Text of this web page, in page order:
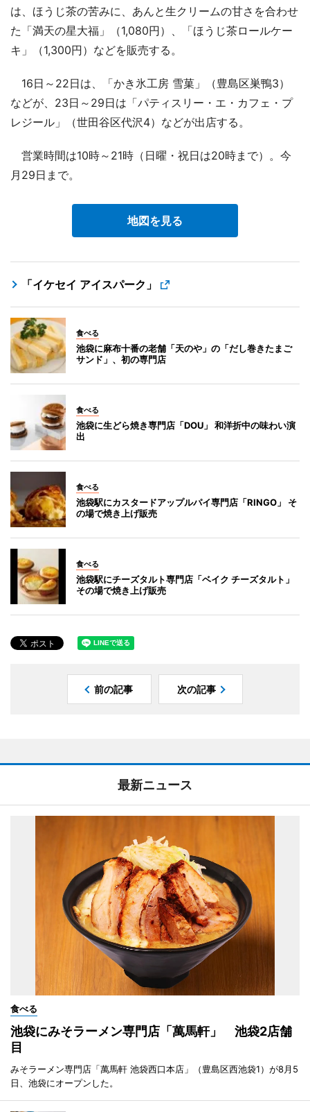
は、ほうじ茶の苦みに、あんと生クリームの甘さを合わせ
た「満天の星大福」（1,080円）、「ほうじ茶ロールケー
キ」（1,300円）などを販売する。
16日～22日は、「かき氷工房 雪菓」（豊島区巣鴨3）
などが、23日～29日は「パティスリー・エ・カフェ・プ
レジール」（世田谷区代沢4）などが出店する。
営業時間は10時～21時（日曜・祝日は20時まで）。今
月29日まで。
地図を見る
「イケセイ アイスパーク」
食べる
池袋に麻布十番の老舗「天のや」の「だし巻きたまご
サンド」、初の専門店
食べる
池袋に生どら焼き専門店「DOU」 和洋折中の味わい演
出
食べる
池袋駅にカスタードアップルパイ専門店「RINGO」 そ
の場で焼き上げ販売
食べる
池袋駅にチーズタルト専門店「ベイク チーズタルト」
その場で焼き上げ販売
前の記事 次の記事
最新ニュース
食べる
池袋にみそラーメン専門店「萬馬軒」 池袋2店舗
目
みそラーメン専門店「萬馬軒 池袋西口本店」（豊島区西池袋1）が8月5
日、池袋にオープンした。